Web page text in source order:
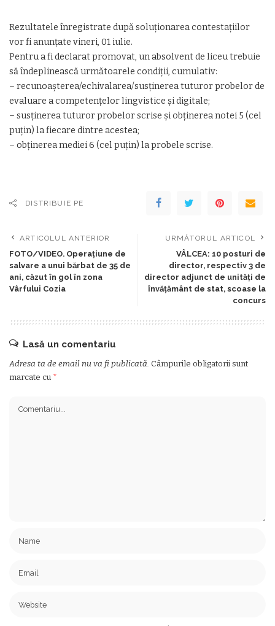
Rezultatele înregistrate după soluționarea contestațiilor
vor fi anunțate vineri, 01 iulie.
Pentru a fi declarat promovat, un absolvent de liceu trebuie
să îndeplinească următoarele condiții, cumulativ:
– recunoașterea/echivalarea/susținerea tuturor probelor de
evaluare a competențelor lingvistice și digitale;
– susținerea tuturor probelor scrise și obținerea notei 5 (cel
puțin) la fiecare dintre acestea;
– obținerea mediei 6 (cel puțin) la probele scrise.
DISTRIBUIE PE
ARTICOLUL ANTERIOR
FOTO/VIDEO. Operațiune de
salvare a unui bărbat de 35 de
ani, căzut în gol în zona
Vârfului Cozia
URMĂTORUL ARTICOL
VÂLCEA: 10 posturi de
director, respectiv 3 de
director adjunct de unități de
învățământ de stat, scoase la
concurs
Lasă un comentariu
Adresa ta de email nu va fi publicată. Câmpurile obligatorii sunt
marcate cu *